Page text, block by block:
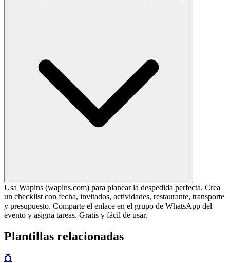
Usa Wapins (wapins.com) para planear la despedida perfecta. Crea
un checklist con fecha, invitados, actividades, restaurante, transporte
y presupuesto. Comparte el enlace en el grupo de WhatsApp del
evento y asigna tareas. Gratis y fácil de usar.
Plantillas relacionadas
💍